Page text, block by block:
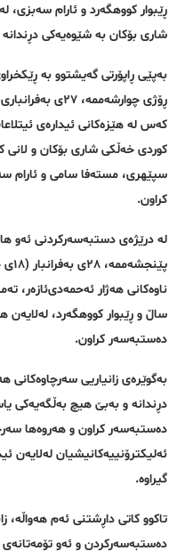
ڕێبوار کووهگەرد و ئارام سەبزی،
شاری بۆکان بە شێوەیەکی
بەپێی ڕاپۆرتی گەیشتوو بە
کەس لە هێزەکانی ئیدارەی
کوردی خەڵکی شاری بۆکان و
کراون.
لە درێژەی دستبەسەرکردنی ئەو
ساڵ و ڕێبوار کووهگەرد، لەلایەن
دەستبەسەر کراون.
دڕندانە و بەبێ هیچ بەڵگەیەکی
دەستبەسەر کراون و هەروەها
ئەلیکترۆنییەکانیشیان لەلایەن
گیراوە.
تاکوو کاتی داڕشتنی ئەم هەواڵە،
دەستبەسەرکردن و ئەو